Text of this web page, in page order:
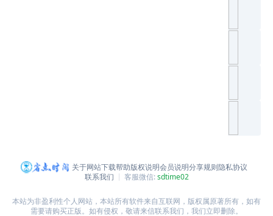
关于网站下载帮助版权说明会员说明分享规则隐私协议
联系我们
客服微信:sdtime02
本站为非盈利性个人网站，本站所有软件来自互联网，版权属原著所有，如有
需要请购买正版。如有侵权，敬请来信联系我们，我们立即删除。